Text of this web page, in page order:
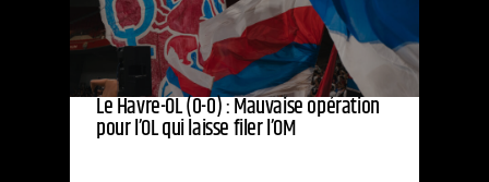
Le Havre-OL (0-0) : Mauvaise opération
pour l’OL qui laisse filer l’OM